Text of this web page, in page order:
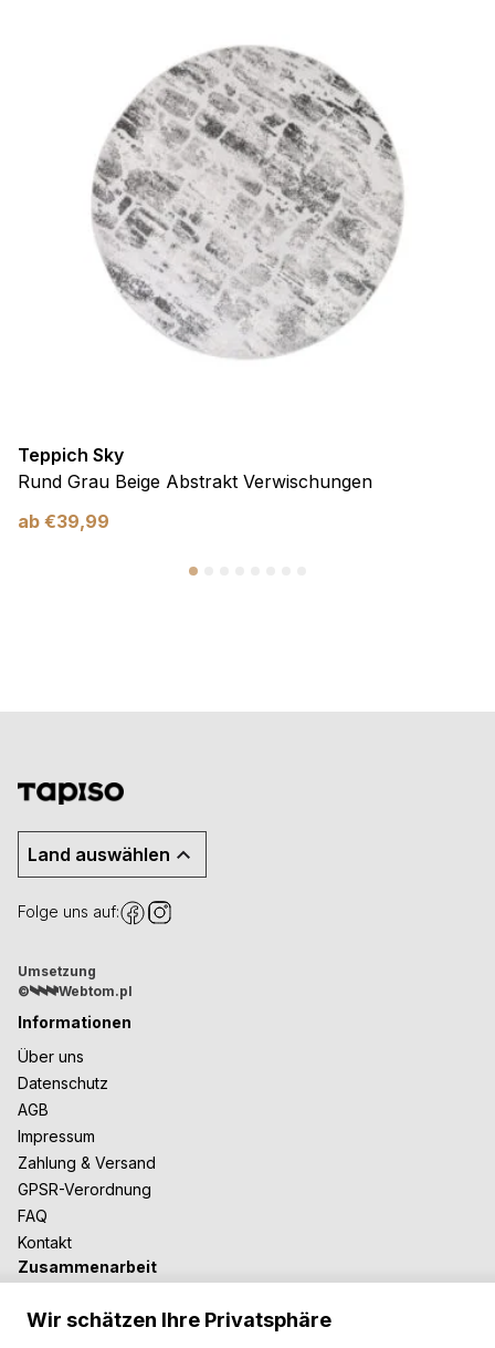
Teppich Sky
Rund Grau Beige Abstrakt Verwischungen
ab €39,99
Land auswählen
Folge uns auf:
Umsetzung
©
Webtom.pl
Informationen
Über uns
Datenschutz
AGB
Impressum
Zahlung & Versand
GPSR-Verordnung
FAQ
Kontakt
Zusammenarbeit
B2B-Zusammenarbeit
Wir schätzen Ihre Privatsphäre